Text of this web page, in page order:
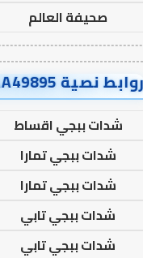
صحيفة العالم
روابط نصية AA49895
شدات ببجي اقساط
شدات ببجي تمارا
شدات ببجي تمارا
شدات ببجي تابي
شدات ببجي تابي